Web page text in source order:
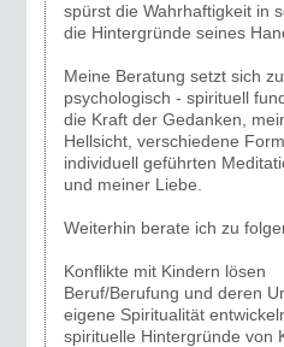
spürst die Wahrhaftigkeit in
die Hintergründe seines
Meine Beratung setzt sich
psychologisch - spirituell
die Kraft der Gedanken,
Hellsicht, verschiedene
individuell geführten
und meiner Liebe.
Weiterhin berate ich zu
Konflikte mit Kindern lösen
Beruf/Berufung und deren
eigene Spiritualität
spirituelle Hintergründe von